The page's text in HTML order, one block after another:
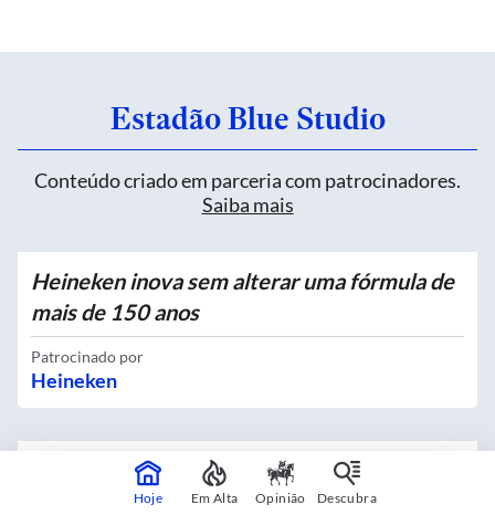
Estadão Blue Studio
Conteúdo criado em parceria com patrocinadores.
Saiba mais
Heineken inova sem alterar uma fórmula de
mais de 150 anos
Patrocinado por
Heineken
Quatro novos Bosques Urbanos recebem
mais de 4 mil mudas no Centro
Hoje Em Alta Opinião Descubra